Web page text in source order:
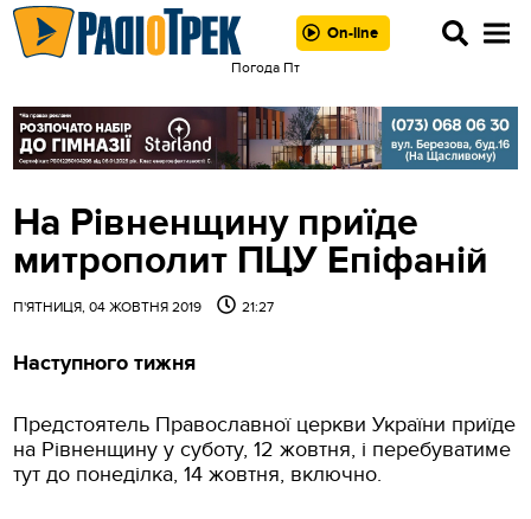
On-line
Пoгода Пт
На Рівненщину приїде
митрополит ПЦУ Епіфаній
П'ЯТНИЦЯ, 04 ЖОВТНЯ 2019 21:27
Наступного тижня
Предстоятель Православної церкви України приїде
на Рівненщину у суботу, 12 жовтня, і перебуватиме
тут до понеділка, 14 жовтня, включно.